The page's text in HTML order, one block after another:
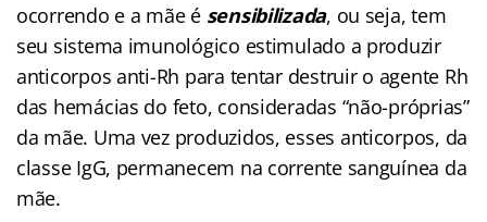
ocorrendo e a mãe é sensibilizada, ou seja, tem
seu sistema imunológico estimulado a produzir
anticorpos anti-Rh para tentar destruir o agente Rh
das hemácias do feto, consideradas “não-próprias”
da mãe. Uma vez produzidos, esses anticorpos, da
classe IgG, permanecem na corrente sanguínea da
mãe.